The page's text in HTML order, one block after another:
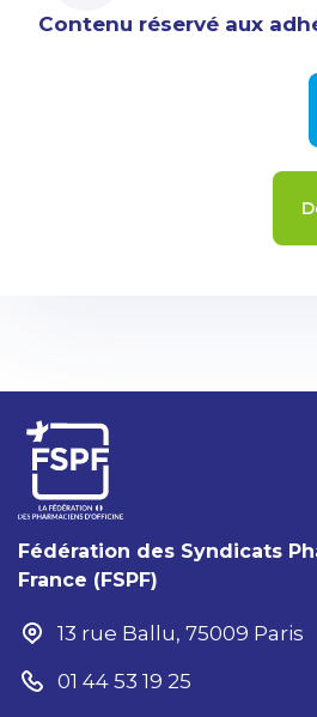
Contenu réservé aux
Fédération des Syndicats
France (FSPF)
13 rue Ballu, 75009 Paris
01 44 53 19 25